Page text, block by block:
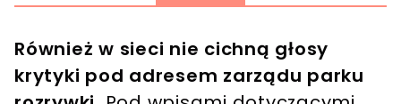
Również w sieci nie cichną głosy
krytyki pod adresem zarządu parku